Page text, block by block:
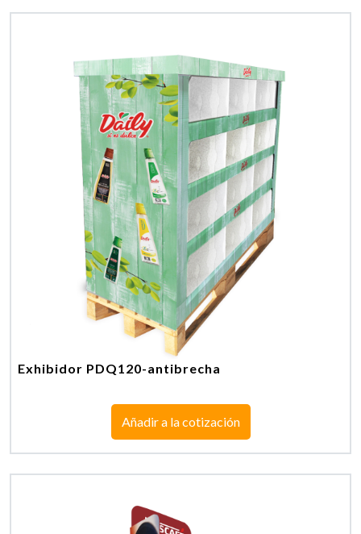
Exhibidor PDQ120-antibrecha
Añadir a la cotización